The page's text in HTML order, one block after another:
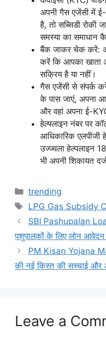
अपनी गैस एजेंसी में
है, तो सब्सिडी रोकी
समस्या का समाधान
बैंक जाकर चेक करें:
करें कि आपका खाता
सक्रिय है या नहीं।
गैस एजेंसी से संपर्क
के पास जाएं, अपना
और वहां अपना ई-
हेल्पलाइन नंबर पर
आधिकारिक
उज्ज्वला
भी अपनी शिकायत
Categories
trending
Tags
LPG Gas Subsidy
SBI Pashupalan
पशुपालकों के लिए लोन
PM Kisan Yojana
की नई किस्त की सच्चाई और
Leave a